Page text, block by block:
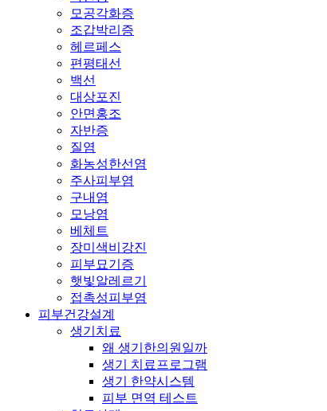
모공각화증
조갑박리증
헤르페스
편평태선
백선
대상포진
안면홍조
자반증
질염
화농성한선염
주사피부염
구내염
모낭염
베체트
장미색비강진
피부묘기증
햇빛알레르기
접촉성피부염
피부건강설계
생기치료
왜 생기한의원일까
생기 치료프로그램
생기 한약시스템
피부 면역 테스트